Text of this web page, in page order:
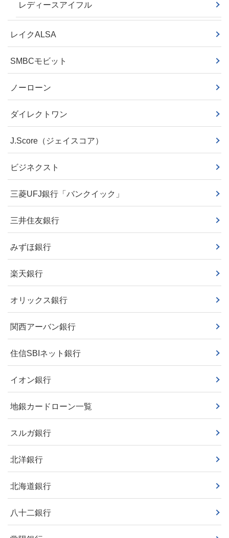
レディースアイフル
レイクALSA
SMBCモビット
ノーローン
ダイレクトワン
J.Score（ジェイスコア）
ビジネクスト
三菱UFJ銀行「バンクイック」
三井住友銀行
みずほ銀行
楽天銀行
オリックス銀行
関西アーバン銀行
住信SBIネット銀行
イオン銀行
地銀カードローン一覧
スルガ銀行
北洋銀行
北海道銀行
八十二銀行